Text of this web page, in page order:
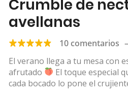
Crumble de
avellanas
10 comentarios
El verano llega a tu mesa con
afrutado
El toque especial
cada bocado lo pone el